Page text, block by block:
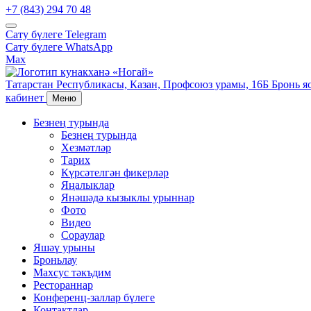
+7 (843) 294 70 48
Сату бүлеге Telegram
Сату бүлеге WhatsApp
Max
Татарстан Республикасы, Казан, Профсоюз урамы, 16Б Бронь
кабинет
Меню
Безнең турында
Безнең турында
Хезмәтләр
Тарих
Күрсәтелгән фикерләр
Яңалыклар
Янәшәдә кызыклы урыннар
Фото
Видео
Сораулар
Яшәү урыны
Броньлау
Махсус тәкъдим
Рестораннар
Конференц-заллар бүлеге